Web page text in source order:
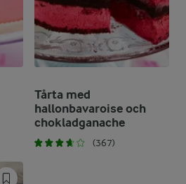
Tårta med
hallonbavaroise och
chokladganache
(367)